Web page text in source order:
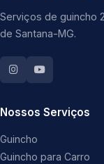
Serviços de guincho
de Santana-MG.
Nossos Serviços
Guincho
Guincho para Carro